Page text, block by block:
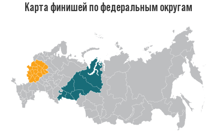
Карта финишей по федеральным округам